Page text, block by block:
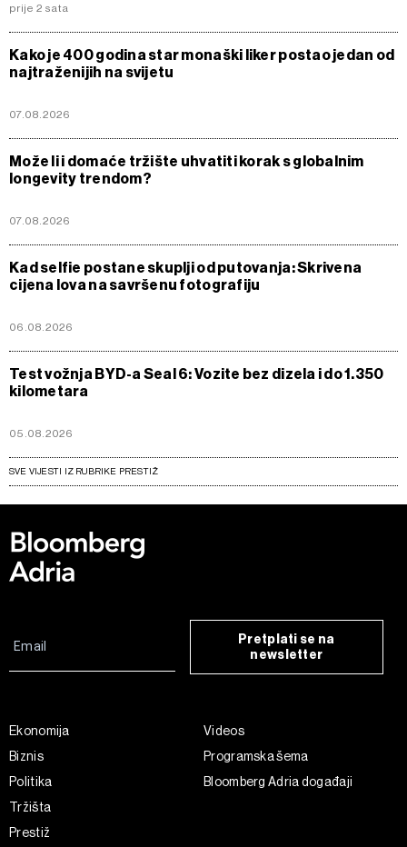
prije 2 sata
Kako je 400 godina star monaški liker postao jedan od
najtraženijih na svijetu
07.08.2026
Može li i domaće tržište uhvatiti korak s globalnim
longevity trendom?
07.08.2026
Kad selfie postane skuplji od putovanja: Skrivena
cijena lova na savršenu fotografiju
06.08.2026
Test vožnja BYD-a Seal 6: Vozite bez dizela i do 1.350
kilometara
05.08.2026
SVE VIJESTI IZ RUBRIKE PRESTIŽ
Pretplati se na
newsletter
Ekonomija
Biznis
Politika
Tržišta
Prestiž
Videos
Programska šema
Bloomberg Adria događaji